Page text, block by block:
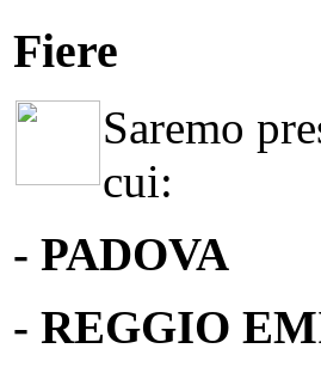
Fiere
Saremo
cui:
- PADOVA
- REGGIO